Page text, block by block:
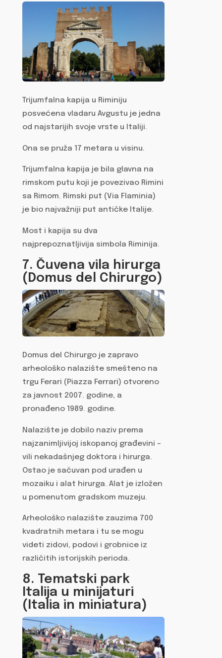
Trijumfalna kapija u Riminiju
posvećena vladaru Avgustu je jedna
od najstarijih svoje vrste u Italiji.
Ona se pruža 17 metara u visinu.
Trijumfalna kapija je bila glavna na
rimskom putu koji je povezivao Rimini
sa Rimom. Rimski put (Via Flaminia)
je bio najvažniji put antičke Italije.
Most i kapija su dva
najprepoznatljivija simbola Riminija.
7. Čuvena vila hirurga
(Domus del Chirurgo)
Domus del Chirurgo je zapravo
arheološko nalazište smešteno na
trgu Ferari (Piazza Ferrari) otvoreno
za javnost 2007. godine, a
pronađeno 1989. godine.
Nalazište je dobilo naziv prema
najzanimljivijoj iskopanoj građevini –
vili nekadašnjeg doktora i hirurga.
Ostao je sačuvan pod urađen u
mozaiku i alat hirurga. Alat je izložen
u pomenutom gradskom muzeju.
Arheološko nalazište zauzima 700
kvadratnih metara i tu se mogu
videti zidovi, podovi i grobnice iz
različitih istorijskih perioda.
8. Tematski park
Italija u minijaturi
(Italia in miniatura)